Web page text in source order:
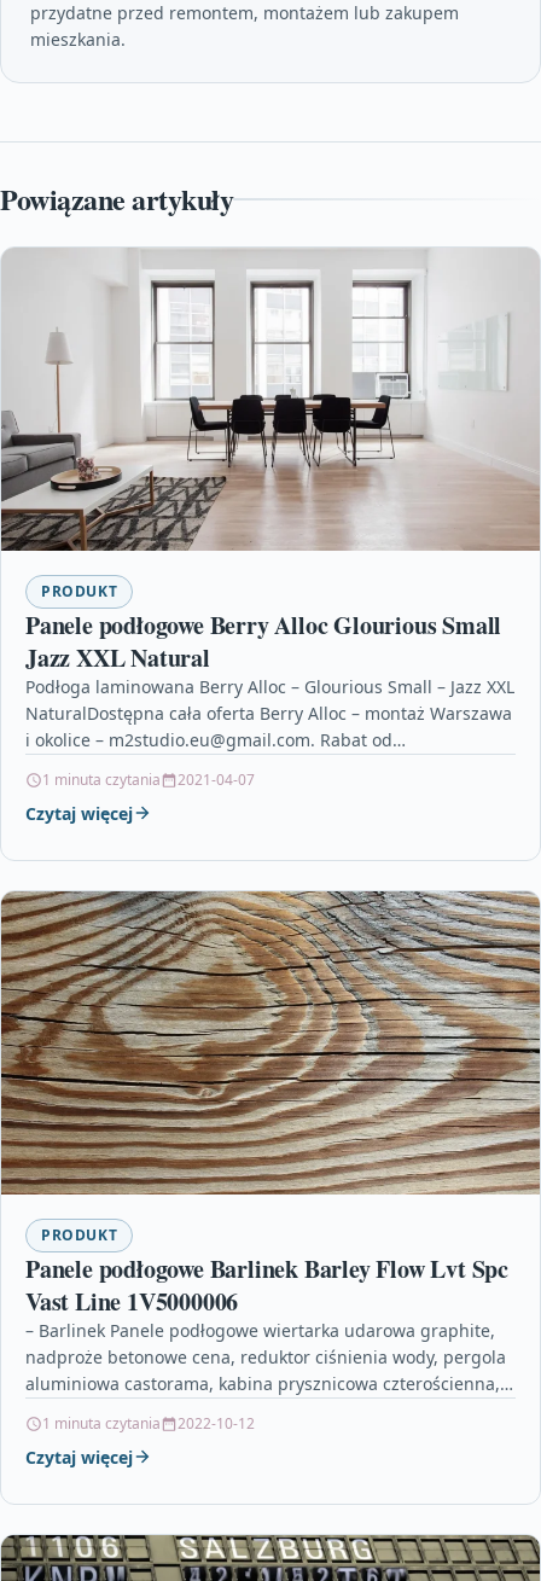
przydatne przed remontem, montażem lub zakupem
mieszkania.
Powiązane artykuły
PRODUKT
Panele podłogowe Berry Alloc Glourious Small
Jazz XXL Natural
Podłoga laminowana Berry Alloc – Glourious Small – Jazz XXL
NaturalDostępna cała oferta Berry Alloc – montaż Warszawa
i okolice – m2studio.eu@gmail.com. Rabat od…
1 minuta czytania 2021-04-07
Czytaj więcej
PRODUKT
Panele podłogowe Barlinek Barley Flow Lvt Spc
Vast Line 1V5000006
– Barlinek Panele podłogowe wiertarka udarowa graphite,
nadproże betonowe cena, reduktor ciśnienia wody, pergola
aluminiowa castorama, kabina prysznicowa czterościenna,
1 minuta czytania 2022-10-12
Czytaj więcej